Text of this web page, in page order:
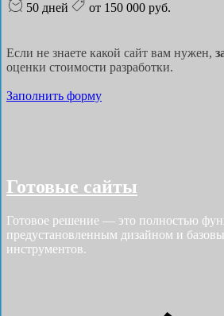
50 дней
от 150 000 руб.
Если не знаете какой сайт вам нужен,
оценки стоимости разработки.
Заполнить форму
Готовые сайты
Готовое решение — это полностью
предустановленным дизайном и
инструментов.